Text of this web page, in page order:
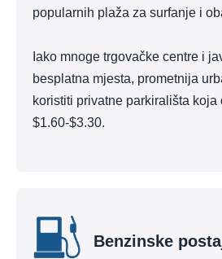
popularnih plaža za surfanje i
Iako mnoge trgovačke centre i
besplatna mjesta, prometnija
koristiti privatne parkirališta
$1.60-$3.30.
Benzinske